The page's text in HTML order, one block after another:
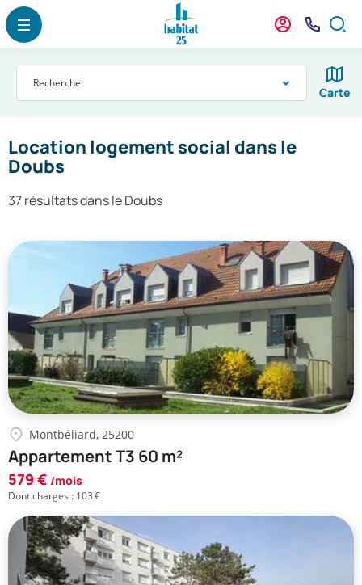
Panneau de gestion des cookies
Menu
Mon
agence
Nous
de
Résultats
Recherche
Carte
Location logement social dans le
Doubs
37 résultats dans le Doubs
Montbéliard, 25200
Appartement T3 60 m²
579 € /mois
Dont charges : 103 €